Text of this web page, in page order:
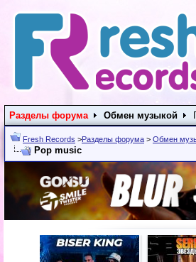
Разделы форума Обмен музыкой
Fresh Records >Разделы форума > Обмен
Pop music